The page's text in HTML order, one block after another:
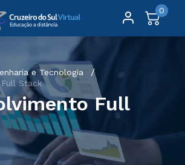
0
e Tecnologia
Stack
Full